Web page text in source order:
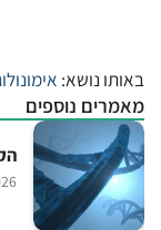
באותו נושא:
מאמרים נוספים